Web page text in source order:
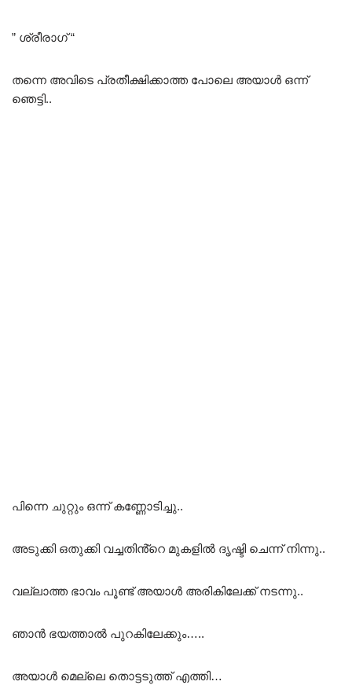
” ശ്രീരാഗ് “
തന്നെ അവിടെ പ്രതീക്ഷിക്കാത്ത പോലെ അയാൾ ഒന്ന്
ഞെട്ടി..
പിന്നെ ചുറ്റും ഒന്ന് കണ്ണോടിച്ചു..
അടുക്കി ഒതുക്കി വച്ചതിൻ്റെ മുകളിൽ ദൃഷ്ടി ചെന്ന് നിന്നു..
വല്ലാത്ത ഭാവം പൂണ്ട് അയാൾ അരികിലേക്ക് നടന്നു..
ഞാൻ ഭയത്താൽ പുറകിലേക്കും…..
അയാൾ മെല്ലെ തൊട്ടടുത്ത് എത്തി…